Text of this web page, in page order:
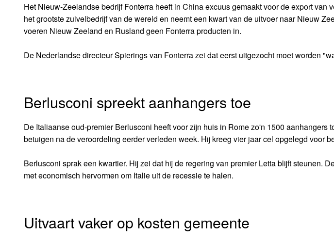
Het Nieuw-Zeelandse bedrijf Fonterra heeft in China excuus gemaakt voor de export van
het grootste zuivelbedrijf van de wereld en neemt een kwart van de uitvoer naar Nieuw
voeren Nieuw Zeeland en Rusland geen Fonterra producten in.
De Nederlandse directeur Spierings van Fonterra zei dat eerst uitgezocht moet worden
Berlusconi spreekt aanhangers toe
De Italiaanse oud-premier Berlusconi heeft voor zijn huis in Rome zo'n 1500 aanhangers
betuigen na de veroordeling eerder verleden week. Hij kreeg vier jaar cel opgelegd voor
Berlusconi sprak een kwartier. Hij zei dat hij de regering van premier Letta blijft steunen.
met economisch hervormen om Italie uit de recessie te halen.
Uitvaart vaker op kosten gemeente